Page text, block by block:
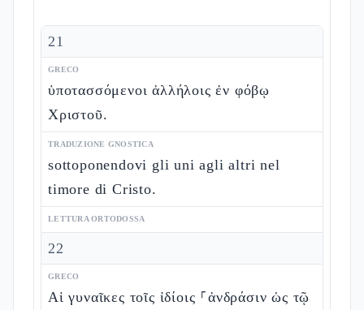
21
GRECO
ὑποτασσόμενοι ἀλλήλοις ἐν φόβῳ
Χριστοῦ.
TRADUZIONE GNOSTICA
sottoponendovi gli uni agli altri nel
timore di Cristo.
LETTURA ORTODOSSA
22
GRECO
Αἱ γυναῖκες τοῖς ἰδίοις ⸀ἀνδράσιν ὡς τῷ